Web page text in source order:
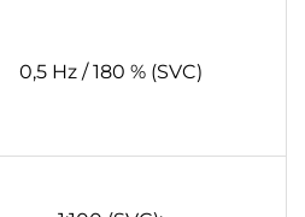
0,5 Hz / 180 % (SVC)